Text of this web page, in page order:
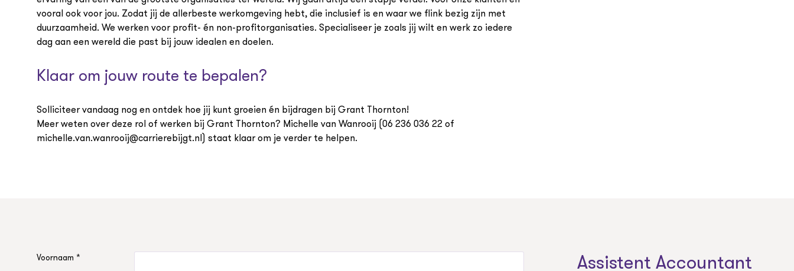
vooral ook voor jou. Zodat jij de allerbeste werkomgeving hebt, die inclusief is en waar we flink bezig zijn met
duurzaamheid. We werken voor profit- én non-profitorganisaties. Specialiseer je zoals jij wilt en werk zo iedere
dag aan een wereld die past bij jouw idealen en doelen.
Klaar om jouw route te bepalen?
Solliciteer vandaag nog en ontdek hoe jij kunt groeien én bijdragen bij Grant Thornton!
Meer weten over deze rol of werken bij Grant Thornton? Michelle van Wanrooij (06 236 036 22 of
michelle.van.wanrooij@carrierebijgt.nl) staat klaar om je verder te helpen.
Assistent Accountant
Voornaam *